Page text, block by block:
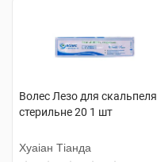
Волес Лезо для скальпеля
стерильне 20 1 шт
Хуаіан Тіанда